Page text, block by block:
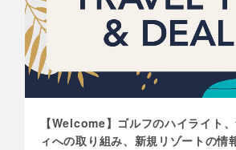
【Welcome】ゴルフのハイライト
ィへの取り組み、新規リゾートの情